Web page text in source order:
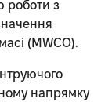
роботи з
(MWCO).
напрямку